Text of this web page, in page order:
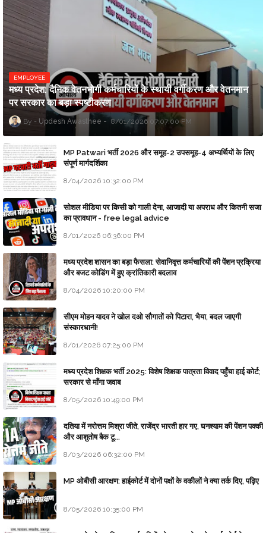
EMPLOYEE
मध्य प्रदेश: दैनिक वेतनभोगी कर्मचारियों के स्थायी वर्गीकरण और वेतनमान
पर सरकार का बड़ा स्पष्टीकरण
Updesh Awasthee 8/01/2026 07:07:00 PM
MP Patwari भर्ती 2026 और समूह-2 उपसमूह-4 अभ्यर्थियों के लिए
संपूर्ण मार्गदर्शिका
8/04/2026 10:32:00 PM
सोशल मीडिया पर किसी को गाली देना, आजादी या अपराध और कितनी सजा
का प्रावधान - free legal advice
8/01/2026 06:36:00 PM
मध्य प्रदेश शासन का बड़ा फैसला: सेवानिवृत्त कर्मचारियों की पेंशन प्रक्रिया
और बजट कोडिंग में हुए क्रांतिकारी बदलाव
8/04/2026 10:20:00 PM
सीएम मोहन यादव ने खोल दओ सौगातों को पिटारा, भैया, बदल जाएगी
संस्कारधानी!
8/01/2026 07:25:00 PM
मध्य प्रदेश शिक्षक भर्ती 2025: विशेष शिक्षक पात्रता विवाद पहुँचा हाई कोर्ट;
सरकार से माँगा जवाब
8/05/2026 10:49:00 PM
दतिया में नरोत्तम मिश्रा जीते, राजेंद्र भारती हार गए, घनश्याम की पेंशन पक्की
और आशुतोष बैक टू...
8/03/2026 06:32:00 PM
MP ओबीसी आरक्षण: हाईकोर्ट में दोनों पक्षों के वकीलों ने क्या तर्क दिए, पढ़िए
8/05/2026 10:35:00 PM